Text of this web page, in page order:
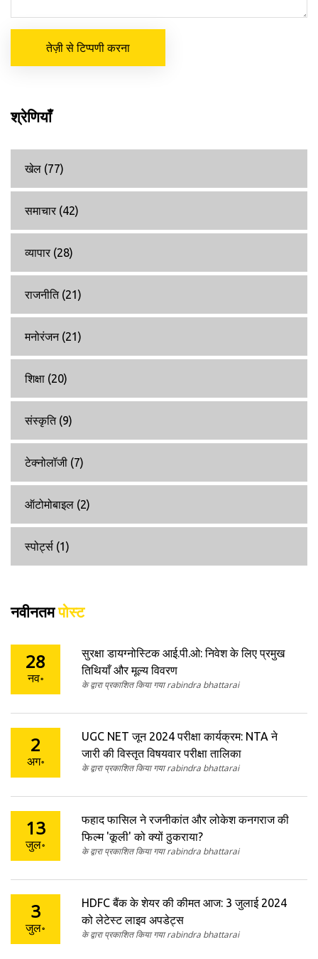
तेज़ी से टिप्पणी करना
श्रेणियाँ
खेल (77)
समाचार (42)
व्यापार (28)
राजनीति (21)
मनोरंजन (21)
शिक्षा (20)
संस्कृति (9)
टेक्नोलॉजी (7)
ऑटोमोबाइल (2)
स्पोर्ट्स (1)
नवीनतमपोस्ट
28
नव॰
सुरक्षा डायग्नोस्टिक आई.पी.ओ: निवेश के लिए प्रमुख
तिथियाँ और मूल्य विवरण
के द्वारा प्रकाशित किया गया rabindra bhattarai
2
अग॰
UGC NET जून 2024 परीक्षा कार्यक्रम: NTA ने
जारी की विस्तृत विषयवार परीक्षा तालिका
के द्वारा प्रकाशित किया गया rabindra bhattarai
13
जुल॰
फहाद फासिल ने रजनीकांत और लोकेश कनगराज की
फिल्म 'कूली' को क्यों ठुकराया?
के द्वारा प्रकाशित किया गया rabindra bhattarai
3
जुल॰
HDFC बैंक के शेयर की कीमत आज: 3 जुलाई 2024
को लेटेस्ट लाइव अपडेट्स
के द्वारा प्रकाशित किया गया rabindra bhattarai